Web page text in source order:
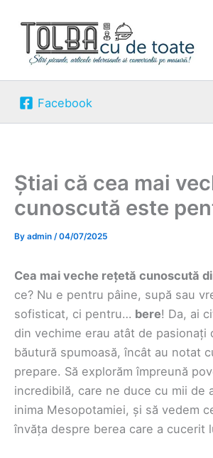
content
Facebook
Știai că cea mai
cunoscută este
By admin /04/07/2025
Cea mai veche rețetă cunoscută
ce? Nu e pentru pâine, supă sau
sofisticat, ci pentru… bere! Da, ai
din vechime erau atât de pasionați
băutură spumoasă, încât au notat
prepare. Să explorăm împreună
incredibilă, care ne duce cu mii de
inima Mesopotamiei, și să vedem
învăța despre berea care a cucerit